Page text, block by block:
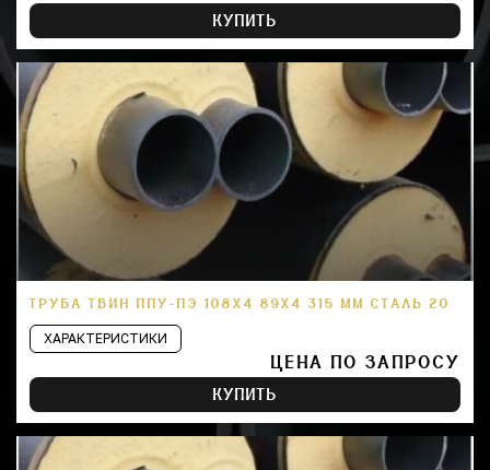
КУПИТЬ
ТРУБА ТВИН ППУ-ПЭ 108Х4 89Х4 315 ММ СТАЛЬ 20
ХАРАКТЕРИСТИКИ
ЦЕНА ПО ЗАПРОСУ
КУПИТЬ